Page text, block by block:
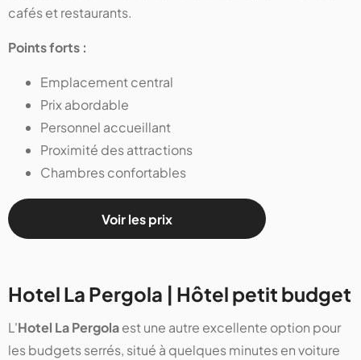
cafés et restaurants.
Points forts :
Emplacement central
Prix abordable
Personnel accueillant
Proximité des attractions
Chambres confortables
Voir les prix
Hotel La Pergola | Hôtel petit budget
L'Hotel La Pergolaest une autre excellente option pour
les budgets serrés, situé à quelques minutes en voiture